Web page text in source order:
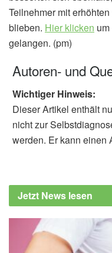
Teilnehmer mit
blieben. Hier klicken
gelangen. (pm)
Autoren- und
Wichtiger Hinweis:
Dieser Artikel enthält
nicht zur
werden. Er kann einen
Jetzt News lesen